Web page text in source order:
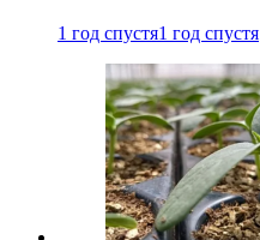
1 год спустя1 год спустя